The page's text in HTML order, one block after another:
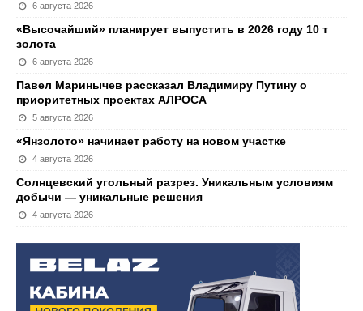
6 августа 2026
«Высочайший» планирует выпустить в 2026 году 10 т
золота
6 августа 2026
Павел Маринычев рассказал Владимиру Путину о
приоритетных проектах АЛРОСА
5 августа 2026
«Янзолото» начинает работу на новом участке
4 августа 2026
Солнцевский угольный разрез. Уникальным условиям
добычи — уникальные решения
4 августа 2026